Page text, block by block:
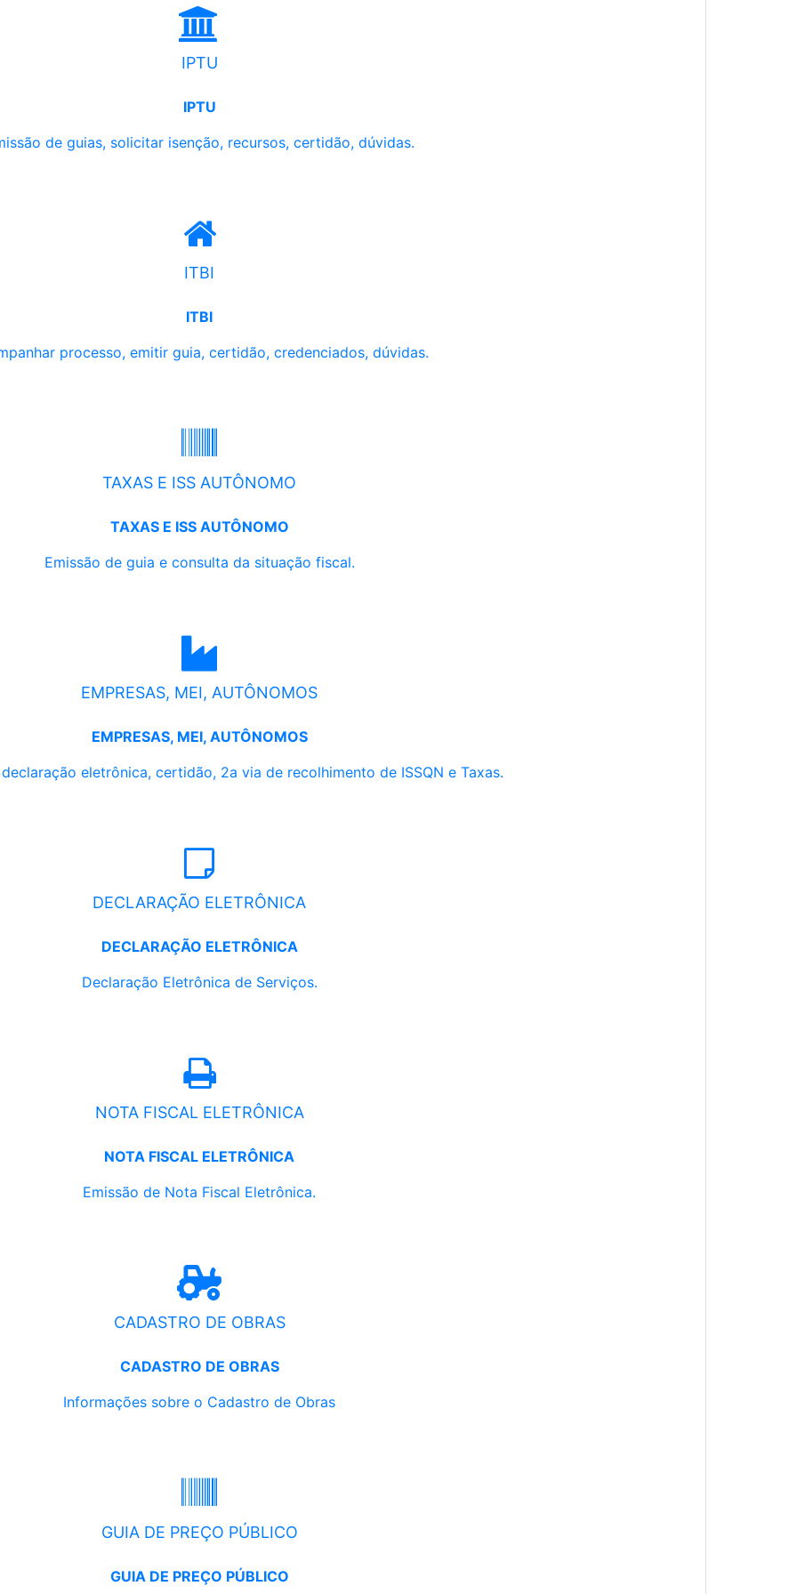
IPTU
IPTU
de guias, solicitar isenção, recursos, certidão, dúvidas.
ITBI
ITBI
processo, emitir guia, certidão, credenciados, dúvidas.
TAXAS E ISS AUTÔNOMO
TAXAS E ISS AUTÔNOMO
Emissão de guia e consulta da situação fiscal.
EMPRESAS, MEI, AUTÔNOMOS
EMPRESAS, MEI, AUTÔNOMOS
eletrônica, certidão, 2a via de recolhimento de ISSQN e Taxas.
DECLARAÇÃO ELETRÔNICA
DECLARAÇÃO ELETRÔNICA
Declaração Eletrônica de Serviços.
NOTA FISCAL ELETRÔNICA
NOTA FISCAL ELETRÔNICA
Emissão de Nota Fiscal Eletrônica.
CADASTRO DE OBRAS
CADASTRO DE OBRAS
Informações sobre o Cadastro de Obras
GUIA DE PREÇO PÚBLICO
GUIA DE PREÇO PÚBLICO